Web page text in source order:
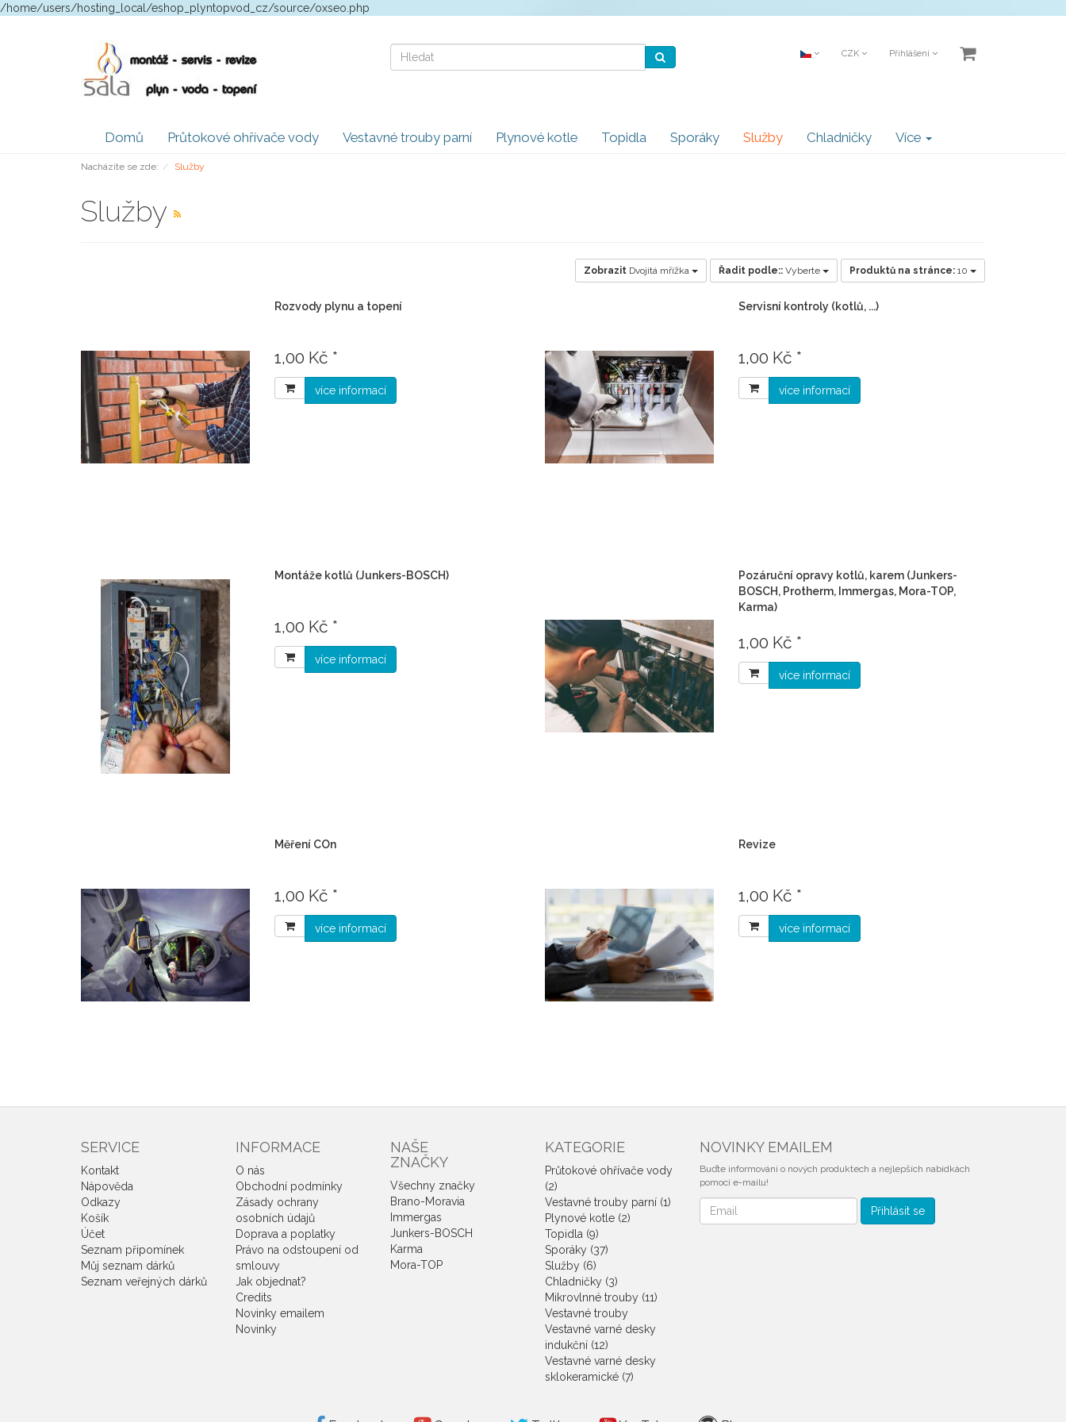
/home/users/hosting_local/eshop_plyntopvod_cz/source/oxseo.php
CZK Přihlášení
Domů Průtokové ohřívače vody Vestavné trouby parní Plynové kotle Topidla Sporáky Služby Chladničky Více
Nacházíte se zde: Služby
Služby
Zobrazit Dvojitá mřížka Řadit podle:: Vyberte Produktů na stránce: 10
Rozvody plynu a topení
1,00 Kč *
více informací
Servisní kontroly (kotlů, ...)
1,00 Kč *
více informací
Montáže kotlů (Junkers-BOSCH)
1,00 Kč *
více informací
Pozáruční opravy kotlů, karem (Junkers-
BOSCH, Protherm, Immergas, Mora-TOP,
Karma)
1,00 Kč *
více informací
Měření COn
1,00 Kč *
více informací
Revize
1,00 Kč *
více informací
SERVICE
Kontakt
Nápověda
Odkazy
Košík
Účet
Seznam připomínek
Můj seznam dárků
Seznam veřejných dárků
INFORMACE
O nás
Obchodní podmínky
Zásady ochrany
osobních údajů
Doprava a poplatky
Právo na odstoupení od
smlouvy
Jak objednat?
Credits
Novinky emailem
Novinky
NAŠE
ZNAČKY
Všechny značky
Brano-Moravia
Immergas
Junkers-BOSCH
Karma
Mora-TOP
KATEGORIE
Průtokové ohřívače vody
(2)
Vestavné trouby parní (1)
Plynové kotle (2)
Topidla (9)
Sporáky (37)
Služby (6)
Chladničky (3)
Mikrovlnné trouby (11)
Vestavné trouby
Vestavné varné desky
indukční (12)
Vestavné varné desky
sklokeramické (7)
NOVINKY EMAILEM
Buďte informováni o nových produktech a nejlepších nabídkách
pomocí e-mailu!
Novinky
emailem
Přihlásit se